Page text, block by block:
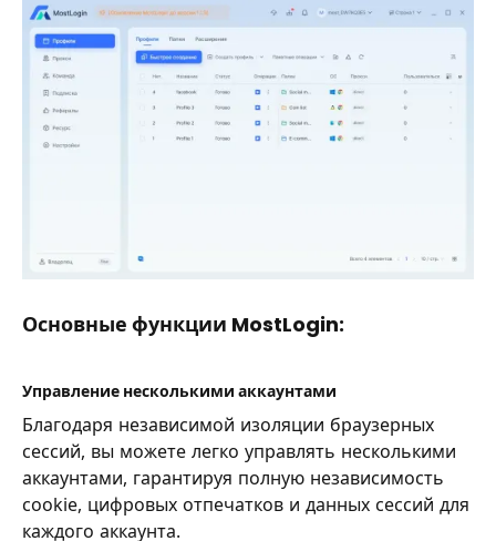
Основные функции MostLogin:
Управление несколькими аккаунтами
Благодаря независимой изоляции браузерных
сессий, вы можете легко управлять несколькими
аккаунтами, гарантируя полную независимость
cookie, цифровых отпечатков и данных сессий для
каждого аккаунта.